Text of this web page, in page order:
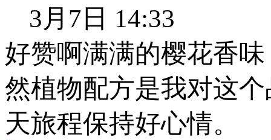
3月7日 14:33
好赞啊满满的樱花香
然植物配方是我对这
天旅程保持好心情。